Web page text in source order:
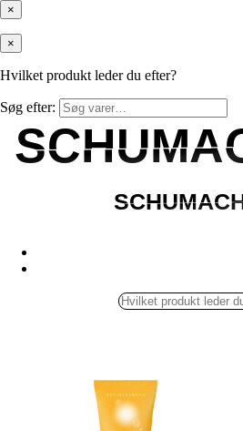
×
×
Hvilket produkt leder du efter?
Søg efter: